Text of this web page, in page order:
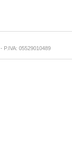
- P.IVA: 05529010489